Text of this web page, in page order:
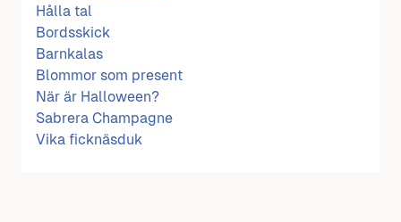
Hålla tal
Bordsskick
Barnkalas
Blommor som present
När är Halloween?
Sabrera Champagne
Vika ficknäsduk